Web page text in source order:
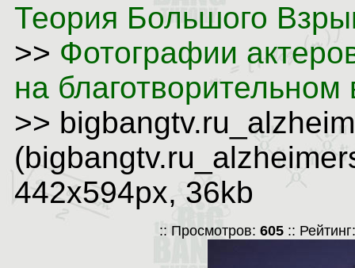
Теория Большого
>> Фотографии
на
>>
442x594px, 36kb
:: Просмотров: 605::